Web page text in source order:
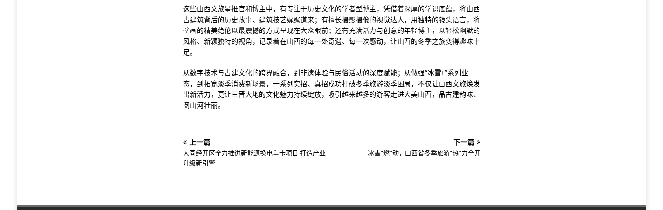
这些山西文旅星推官和博主中，有专注于历史文化的学者型博主，凭借着深厚的学识底蕴，将山西
古建筑背后的历史故事、建筑技艺娓娓道来；有擅长摄影摄像的视觉达人，用独特的镜头语言，将
壁画的精美绝伦以最震撼的方式呈现在大众眼前；还有充满活力与创意的年轻博主，以轻松幽默的
风格、新颖独特的视角，记录着在山西的每一处奇遇、每一次感动，让山西的冬季之旅变得趣味十
足。
从数字技术与古建文化的跨界融合，到非遗体验与民俗活动的深度赋能；从做强“冰雪+”系列业
态，到拓宽淡季消费新场景，一系列实招、真招成功打破冬季旅游淡季困局，不仅让山西文旅焕发
出新活力，更让三晋大地的文化魅力持续绽放，吸引越来越多的游客走进大美山西，品古建韵味、
阅山河壮丽。
上一篇
大同经开区全力推进新能源换电重卡项目 打造产业
升级新引擎
下一篇
冰雪“燃”动，山西省冬季旅游“热”力全开